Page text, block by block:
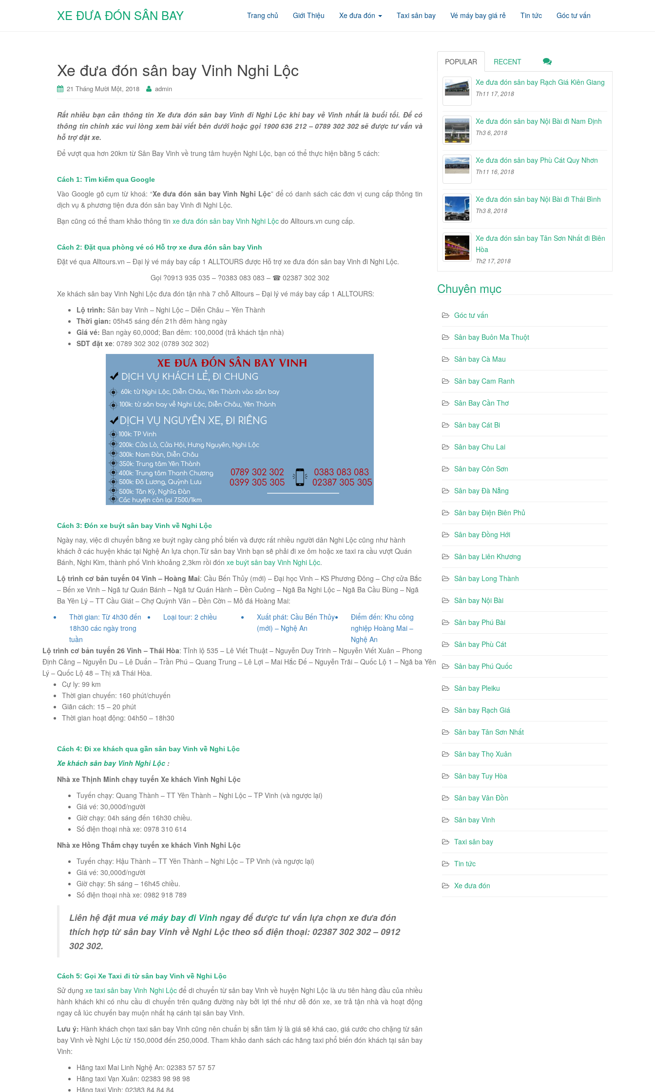
XE ĐƯA ĐÓN SÂN BAY Trang chủ Giới Thiệu Xe đưa đón Taxi sân bay Vé máy bay giá rẻ Tin tức Góc tư vấn
Xe đưa đón sân bay Vinh Nghi Lộc
21 Tháng Mười Một, 2018 admin
Rất nhiều bạn cần thông tin Xe đưa đón sân bay Vinh đi Nghi Lộc khi bay về Vinh nhất là buổi tối. Để có
thông tin chính xác vui lòng xem bài viết bên dưới hoặc gọi 1900 636 212 – 0789 302 302 sẽ được tư vấn và
hỗ trợ đặt xe.
Để vượt qua hơn 20km từ Sân Bay Vinh về trung tâm huyện Nghi Lộc, bạn có thể thực hiện bằng 5 cách:
Cách 1: Tìm kiếm qua Google
Vào Google gõ cụm từ khoá: “Xe đưa đón sân bay Vinh Nghi Lộc” để có danh sách các đơn vị cung cấp thông tin
dịch vụ & phương tiện đưa đón sân bay Vinh đi Nghi Lộc.
Bạn cũng có thể tham khảo thông tin xe đưa đón sân bay Vinh Nghi Lộc do Alltours.vn cung cấp.
Cách 2: Đặt qua phòng vé có Hỗ trợ xe đưa đón sân bay Vinh
Đặt vé qua Alltours.vn – Đại lý vé máy bay cấp 1 ALLTOURS được Hỗ trợ xe đưa đón sân bay Vinh đi Nghi Lộc.
Gọi ?0913 935 035 – ?0383 083 083 – ☎ 02387 302 302
Xe khách sân bay Vinh Nghi Lộc đưa đón tận nhà 7 chỗ Alltours – Đại lý vé máy bay cấp 1 ALLTOURS:
Lộ trình: Sân bay Vinh – Nghi Lộc – Diễn Châu – Yên Thành
Thời gian: 05h45 sáng đến 21h đêm hàng ngày
Giá vé: Ban ngày 60,000đ; Ban đêm: 100,000đ (trả khách tận nhà)
SDT đặt xe: 0789 302 302 (0789 302 302)
Cách 3: Đón xe buýt sân bay Vinh về Nghi Lộc
Ngày nay, việc di chuyển bằng xe buýt ngày càng phổ biến và được rất nhiều người dân Nghi Lộc cũng như hành
khách ở các huyện khác tại Nghệ An lựa chọn.Từ sân bay Vinh bạn sẽ phải đi xe ôm hoặc xe taxi ra cầu vượt Quán
Bánh, Nghi Kim, thành phố Vinh khoảng 2,3km rồi đón xe buýt sân bay Vinh Nghi Lộc.
Lộ trình cơ bản tuyến 04 Vinh – Hoàng Mai: Cầu Bến Thủy (mới) – Đại học Vinh – KS Phương Đông – Chợ cửa Bắc
– Bến xe Vinh – Ngã tư Quán Bánh – Ngã tư Quán Hành – Đền Cuông – Ngã Ba Nghi Lộc – Ngã Ba Cầu Bùng – Ngã
Ba Yên Lý – TT Cầu Giát – Chợ Quỳnh Văn – Đền Cờn – Mỏ đá Hoàng Mai:
Thời gian: Từ 4h30 đến
18h30 các ngày trong
tuần
Loại tour: 2 chiều Xuất phát: Cầu Bến Thủy
(mới) – Nghệ An
Điểm đến: Khu công
nghiệp Hoàng Mai –
Nghệ An
Lộ trình cơ bản tuyến 26 Vinh – Thái Hòa: Tỉnh lộ 535 – Lê Viết Thuật – Nguyễn Duy Trinh – Nguyễn Viết Xuân – Phong
Định Cảng – Nguyễn Du – Lê Duẩn – Trần Phú – Quang Trung – Lê Lợi – Mai Hắc Đế – Nguyễn Trãi – Quốc Lộ 1 – Ngã ba Yên
Lý – Quốc Lộ 48 – Thị xã Thái Hòa.
Cự ly: 99 km
Thời gian chuyến: 160 phút/chuyến
Giãn cách: 15 – 20 phút
Thời gian hoạt động: 04h50 – 18h30
Cách 4: Đi xe khách qua gần sân bay Vinh về Nghi Lộc
Xe khách sân bay Vinh Nghi Lộc :
Nhà xe Thịnh Minh chạy tuyến Xe khách Vinh Nghi Lộc
Tuyến chạy: Quang Thành – TT Yên Thành – Nghi Lộc – TP Vinh (và ngược lại)
Giá vé: 30,000đ/người
Giờ chạy: 04h sáng đến 16h30 chiều.
Số điện thoại nhà xe: 0978 310 614
Nhà xe Hồng Thắm chạy tuyến xe khách Vinh Nghi Lộc
Tuyến chạy: Hậu Thành – TT Yên Thành – Nghi Lộc – TP Vinh (và ngược lại)
Giá vé: 30,000đ/người
Giờ chạy: 5h sáng – 16h45 chiều.
Số điện thoại nhà xe: 0982 918 789
Liên hệ đặt mua vé máy bay đi Vinh ngay để được tư vấn lựa chọn xe đưa đón
thích hợp từ sân bay Vinh về Nghi Lộc theo số điện thoại: 02387 302 302 – 0912
302 302.
Cách 5: Gọi Xe Taxi đi từ sân bay Vinh về Nghi Lộc
Sử dụngxe taxi sân bay Vinh Nghi Lộcđể di chuyển từ sân bay Vinh về huyện Nghi Lộc là ưu tiên hàng đầu của nhiều
hành khách khi có nhu cầu di chuyển trên quãng đường này bởi lợi thế như dễ đón xe, xe trả tận nhà và hoạt động
ngay cả lúc chuyến bay muộn nhất hạ cánh tại sân bay Vinh.
Lưu ý: Hành khách chọn taxi sân bay Vinh cũng nên chuẩn bị sẵn tâm lý là giá sẽ khá cao, giá cước cho chặng từ sân
bay Vinh về Nghi Lộc từ 150,000đ đến 250,000đ. Tham khảo danh sách các hãng taxi phổ biến đón khách tại sân bay
Vinh:
Hãng taxi Mai Linh Nghệ An: 02383 57 57 57
Hãng taxi Vạn Xuân: 02383 98 98 98
Hãng taxi Vinh: 02383 84 84 84
POPULAR RECENT
Xe đưa đón sân bay Rạch Giá Kiên Giang
Th11 17, 2018
Xe đưa đón sân bay Nội Bài đi Nam Định
Th3 6, 2018
Xe đưa đón sân bay Phù Cát Quy Nhơn
Th11 16, 2018
Xe đưa đón sân bay Nội Bài đi Thái Bình
Th3 8, 2018
Xe đưa đón sân bay Tân Sơn Nhất đi Biên
Hòa
Th2 17, 2018
Chuyên mục
Góc tư vấn
Sân bay Buôn Ma Thuột
Sân bay Cà Mau
Sân bay Cam Ranh
Sân Bay Cần Thơ
Sân bay Cát Bi
Sân bay Chu Lai
Sân bay Côn Sơn
Sân bay Đà Nẵng
Sân bay Điện Biên Phủ
Sân bay Đồng Hới
Sân bay Liên Khương
Sân bay Long Thành
Sân bay Nội Bài
Sân bay Phú Bài
Sân bay Phù Cát
Sân bay Phú Quốc
Sân bay Pleiku
Sân bay Rạch Giá
Sân bay Tân Sơn Nhất
Sân bay Thọ Xuân
Sân bay Tuy Hòa
Sân bay Vân Đồn
Sân bay Vinh
Taxi sân bay
Tin tức
Xe đưa đón